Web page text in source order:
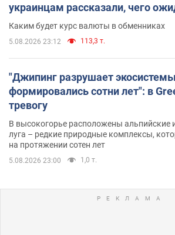
украинцам рассказали, чего
Каким будет курс валюты в обменниках
5.08.2026 23:12 113,3 т.
"Джипинг разрушает
формировались сотни лет": в
тревогу
В высокогорье расположены альпийские
луга – редкие природные комплексы,
на протяжении сотен лет
5.08.2026 23:00 1,0 т.